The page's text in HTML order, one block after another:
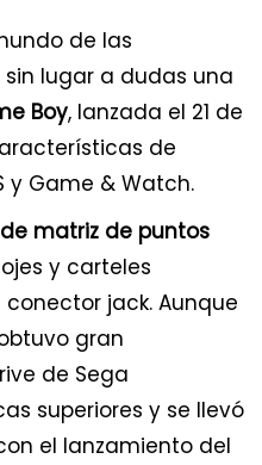
de las
lugar a dudas una
Boy, lanzada el 21 de
de
y Game & Watch.
matriz de puntos
y carteles
jack. Aunque
gran
de Sega
superiores y se llevó
el lanzamiento del